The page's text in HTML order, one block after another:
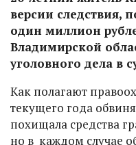
версии следствия,
один миллион
Владимирской
уголовного дела в
Как полагают
текущего года
похищала средства
но в каждом случае